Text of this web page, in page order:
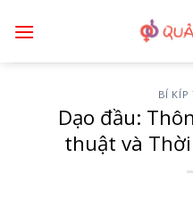
qua
BÍ KÍP
Dạo đầu:
thuật và